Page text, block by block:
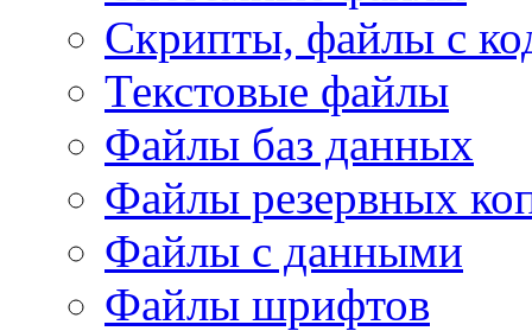
Скрипты, файлы с
Текстовые файлы
Файлы баз данных
Файлы резервных
Файлы с данными
Файлы шрифтов